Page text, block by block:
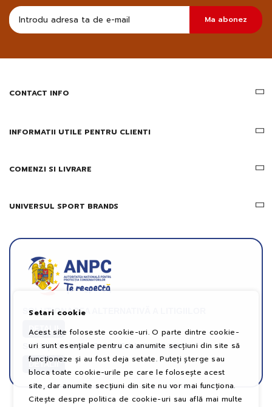
sa
primesc
informatii
Ma abonez
CONTACT INFO
INFORMATII UTILE PENTRU CLIENTI
COMENZI SI LIVRARE
UNIVERSUL SPORT BRANDS
SOLUȚIONAREA ALTERNATIVĂ A LITIGIILOR
DETALII
SOLUȚIONAREA ONLINE A LITIGIILOR
DETALII
Setari cookie
Acest site foloseste cookie-uri. O parte dintre cookie-
uri sunt esențiale pentru ca anumite secțiuni din site să
funcționeze și au fost deja setate. Puteți șterge sau
bloca toate cookie-urile pe care le folosește acest
site, dar anumite secțiuni din site nu vor mai funcționa.
Citește despre politica de cookie-uri sau află mai multe